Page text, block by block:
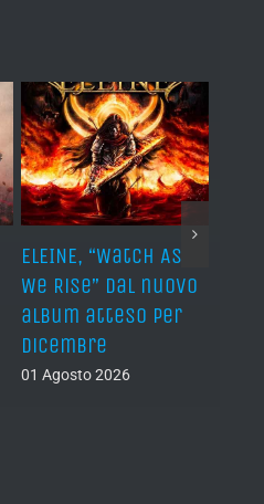
ELEINE, “Watch As
We Rise” dal nuovo
album atteso per
dicembre
01 Agosto 2026